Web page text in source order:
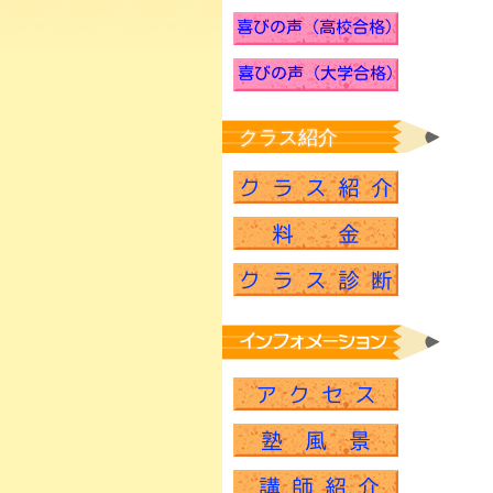
クラス紹介